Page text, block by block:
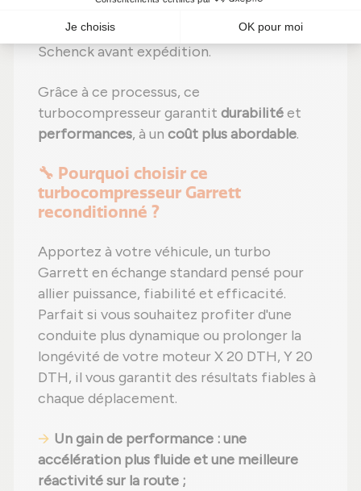
recommandations du fabricant ;
Étape 6 :Tests complets
sur banc d'essai
Schenck avant expédition.
Grâce à ce processus, ce
turbocompresseur garantit durabilitéet
performances, à un coût plus abordable.
🔧 Pourquoi choisir ce
turbocompresseur Garrett
reconditionné ?
Apportez à votre véhicule, un turbo
Garrett en échange standard pensé pour
allier puissance, fiabilité et efficacité.
Parfait si vous souhaitez profiter d'une
conduite plus dynamique ou prolonger la
longévité de votre moteur X 20 DTH, Y 20
DTH, il vous garantit des résultats fiables à
chaque déplacement.
Un gain de performance : une
accélération plus fluide et une meilleure
réactivité sur la route ;